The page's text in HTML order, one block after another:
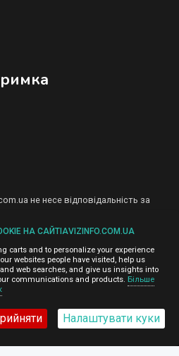
не несе відповідальність за
зареєстрованих користувачів
Ми не відповідаємо за правила
посилається AvizInfo.com.ua. На
представлена реклама Google
дізнатися детальніше про
НА САЙТІAVIZINFO.COM.UA
carts and to personalize your experience
websites people have visited, help us
web searches, and give us insights into
communications and products. Більше
Налаштувати куки